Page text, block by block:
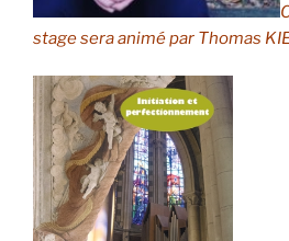
stage sera animé par Thomas